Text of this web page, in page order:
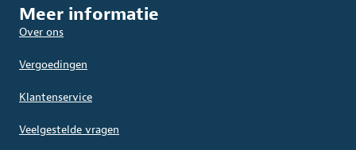
Meer informatie
Over ons
Vergoedingen
Klantenservice
Veelgestelde vragen